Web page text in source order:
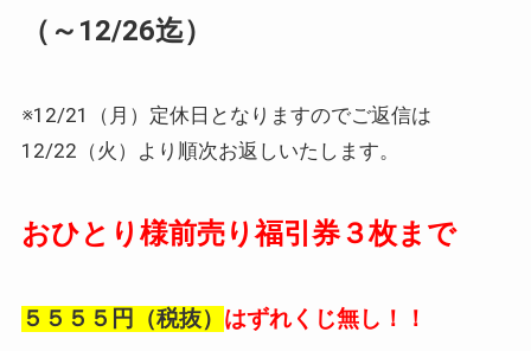
（～12/26迄）
※12/21（月）定休日となりますのでご返信は
12/22（火）より順次お返しいたします。
おひとり様前売り福引券３枚まで
５５５５円（税抜） はずれくじ無し！！